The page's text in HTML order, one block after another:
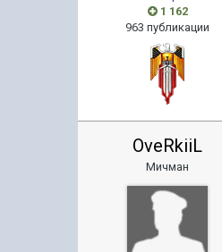
1 162
963 публикации
OveRkiiL
Мичман